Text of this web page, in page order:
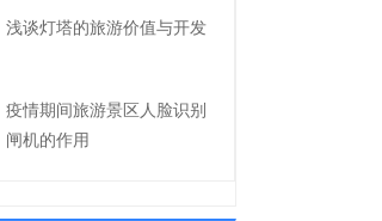
浅谈灯塔的旅游价值与开发
疫情期间旅游景区人脸识别
闸机的作用